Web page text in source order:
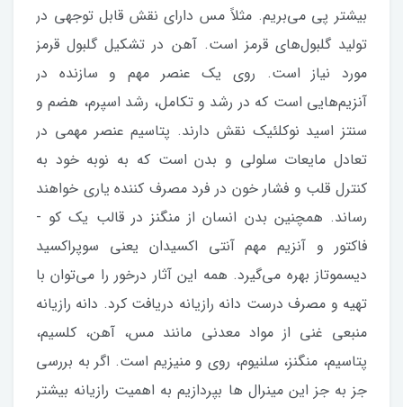
بیشتر پی می‌بریم. مثلاً مس دارای نقش قابل توجهی در
تولید گلبول‌های قرمز است. آهن در تشکیل گلبول قرمز
مورد نیاز است. روی یک عنصر مهم و سازنده در
آنزیم‌هایی است که در رشد و تکامل، رشد اسپرم، هضم و
سنتز اسید نوکلئیک نقش دارند. پتاسیم عنصر مهمی در
تعادل مایعات سلولی و بدن است که به نوبه خود به
کنترل قلب و فشار خون در فرد مصرف کننده یاری خواهند
رساند. همچنین بدن انسان از منگنز در قالب یک کو -
فاکتور و آنزیم مهم آنتی اکسیدان یعنی سوپراکسید
دیسموتاز بهره می‌گیرد. همه این آثار درخور را می‌توان با
تهیه و مصرف درست دانه رازیانه دریافت کرد. دانه رازیانه
منبعی غنی از مواد معدنی مانند مس، آهن، کلسیم،
پتاسیم، منگنز، سلنیوم، روی و منیزیم است. اگر به بررسی
جز به جز این مینرال ها بپردازیم به اهمیت رازیانه بیشتر